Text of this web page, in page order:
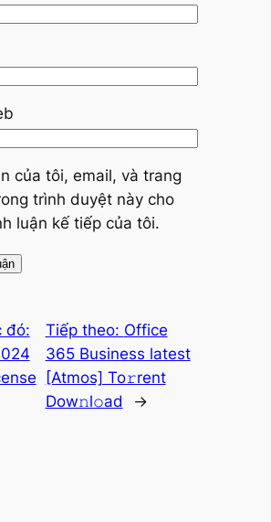
của tôi, email, và trang
trình duyệt này cho
luận kế tiếp của tôi.
đó:
Tiếp theo: Office
365 Business latest
[Atmos] To𝚛rent
Dow𝚗l𝚘ad
→